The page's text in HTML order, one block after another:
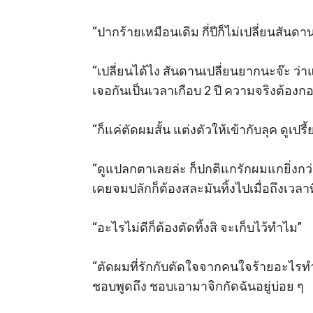
“ปากร้ายเหมือนเดิม กี่ปีก็ไม่เปลี่ยนสันดาน
“เปลี่ยนได้ไง สันดานเปลี่ยนยากนะจ๊ะ ว่
เจอกันเป็นเวลาเกือบ 2 ปี ความจริงต้องก
“ก็แค่ตัดผมสั้น แต่งตัวให้เข้ากับลุค ดูเปรี้
“ดูแปลกตาเลยล่ะ ก็ปกติแกรักผมแกยิ่งก
เคยจมปลักก็ต้องสละมันทิ้งไปเมื่อถึงเวล
“อะไรไม่ดีก็ต้องตัดทิ้งสิ จะเก็บไว้ทำไม”
“ตัดผมที่รักกับตัดใจจากคนใจร้ายอะไร
ชอบพูดถึง ชอบเอามาจิกกัดฉันอยู่บ่อย ๆ